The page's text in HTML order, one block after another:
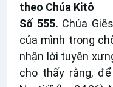
theo Chúa Kitô
Số 555. Chúa
của mình trong
nhận lời tuyên
cho thấy rằng,